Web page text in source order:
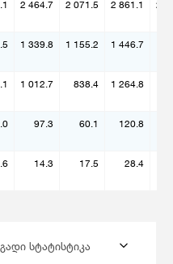
2 464.7 2 071.5 2 861.1 2
1 339.8 1 155.2 1 446.7
1 012.7 838.4 1 264.8
97.3 60.1 120.8
14.3 17.5 28.4
სტატისტიკა